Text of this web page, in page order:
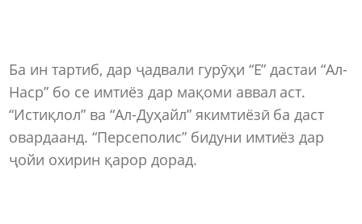
Ба ин тартиб, дар ҷадвали гурӯҳи “Е” дастаи “Ал-
Наср” бо се имтиёз дар мақоми аввал аст.
“Истиқлол” ва “Ал-Дуҳайл” якимтиёзӣ ба даст
овардаанд. “Персеполис” бидуни имтиёз дар
ҷойи охирин қарор дорад.